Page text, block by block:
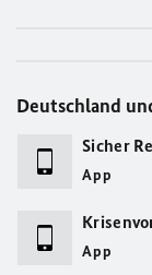
Deutschland
Sicher
App
App